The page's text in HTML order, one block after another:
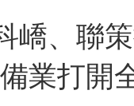
嶠、聯
業打開